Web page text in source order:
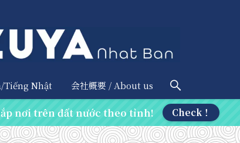
Tiếng Nhật 会社概要 / About us
nơi trên đất nước theo tỉnh! Check！